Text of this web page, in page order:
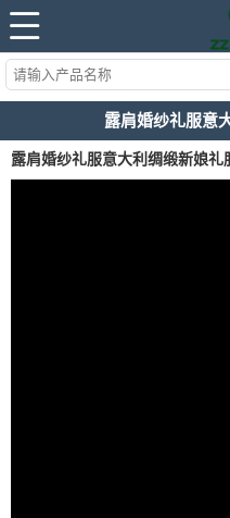
露肩婚纱礼服意
露肩婚纱礼服意大利绸缎新娘礼